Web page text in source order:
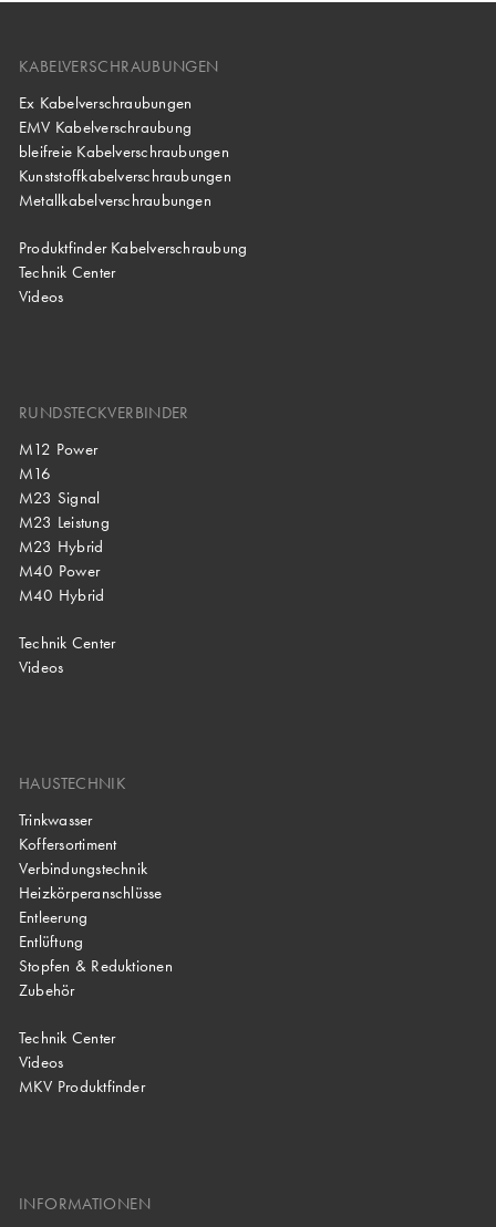
KABELVERSCHRAUBUNGEN
Ex Kabelverschraubungen
EMV Kabelverschraubung
bleifreie Kabelverschraubungen
Kunststoffkabelverschraubungen
Metallkabelverschraubungen
Produktfinder Kabelverschraubung
Technik Center
Videos
RUNDSTECKVERBINDER
M12 Power
M16
M23 Signal
M23 Leistung
M23 Hybrid
M40 Power
M40 Hybrid
Technik Center
Videos
HAUSTECHNIK
Trinkwasser
Koffersortiment
Verbindungstechnik
Heizkörperanschlüsse
Entleerung
Entlüftung
Stopfen & Reduktionen
Zubehör
Technik Center
Videos
MKV Produktfinder
INFORMATIONEN